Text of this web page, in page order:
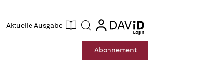
Aktuelle Ausgabe Suche login
login
Abonnement